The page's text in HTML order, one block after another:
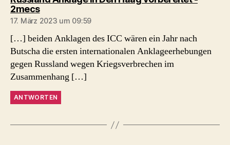
2mecssagt:
17. März 2023 um 09:59
[…] beiden Anklagen des ICC wären ein Jahr nach
Butscha die ersten internationalen Anklageerhebungen
gegen Russland wegen Kriegsverbrechen im
Zusammenhang […]
ANTWORTEN